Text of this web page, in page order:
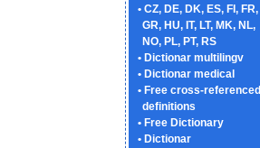
• CZ, DE, DK, ES, FI, FR,
GR, HU, IT, LT, MK, NL,
NO, PL, PT, RS
• Dictionar multilingv
• Dictionar medical
• Free cross-referenced
definitions
• Free Dictionary
• Dictionar